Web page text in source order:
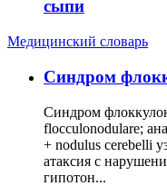
сыпи
Медицинский словарь
Cиндром
Синдром
flocculonodulare;
+ nodulus cerebelli
атаксия с
гипотон...